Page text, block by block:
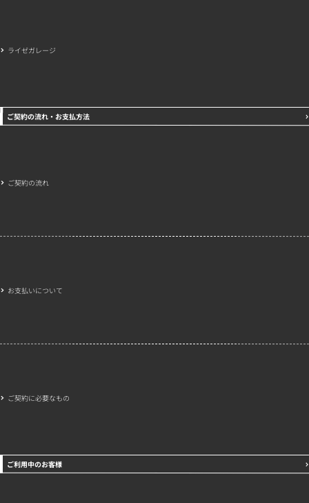
ライゼガレージ
ご契約の流れ・お支払方法
ご契約の流れ
お支払いについて
ご契約に必要なもの
ご利用中のお客様